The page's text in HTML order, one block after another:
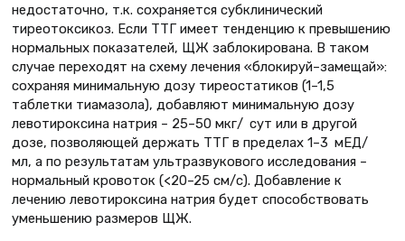
недостаточно, т.к. сохраняется субклинический
тиреотоксикоз. Если ТТГ имеет тенденцию к превышению
нормальных показателей, ЩЖ заблокирована. В таком
случае переходят на схему лечения «блокируй–замещай»:
сохраняя минимальную дозу тиреостатиков (1–1,5
таблетки тиамазола), добавляют минимальную дозу
левотироксина натрия – 25–50 мкг/ сут или в другой
дозе, позволяющей держать ТТГ в пределах 1–3 мЕД/
мл, а по результатам ультразвукового исследования –
нормальный кровоток (<20–25 см/с). Добавление к
лечению левотироксина натрия будет способствовать
уменьшению размеров ЩЖ.